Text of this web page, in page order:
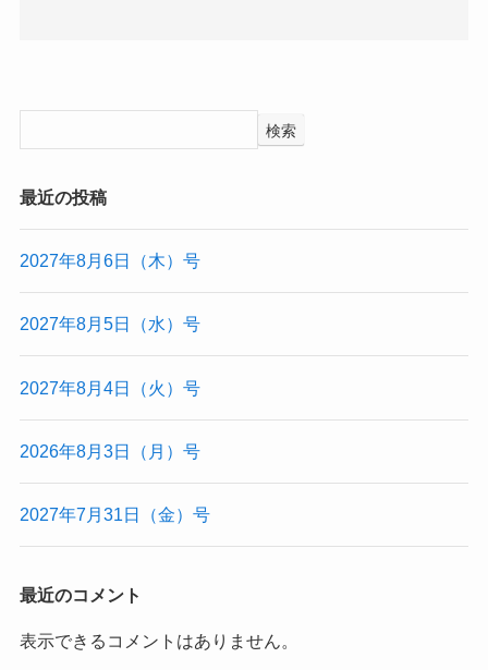
検索
最近の投稿
2027年8月6日（木）号
2027年8月5日（水）号
2027年8月4日（火）号
2026年8月3日（月）号
2027年7月31日（金）号
最近のコメント
表示できるコメントはありません。